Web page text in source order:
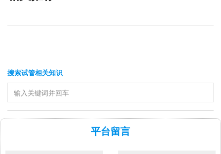
搜索试管相关知识
平台留言